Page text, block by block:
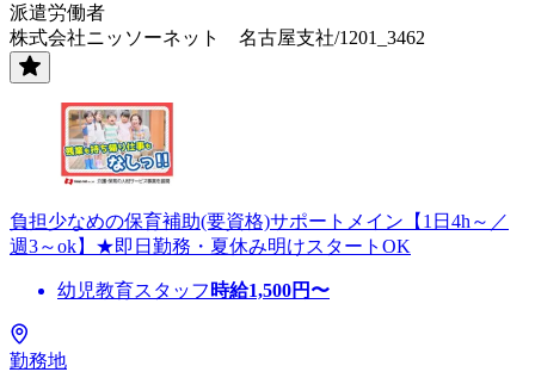
派遣労働者
株式会社ニッソーネット 名古屋支社/1201_3462
負担少なめの保育補助(要資格)サポートメイン【1日4h～／
週3～ok】★即日勤務・夏休み明けスタートOK
幼児教育スタッフ 時給1,500円〜
勤務地